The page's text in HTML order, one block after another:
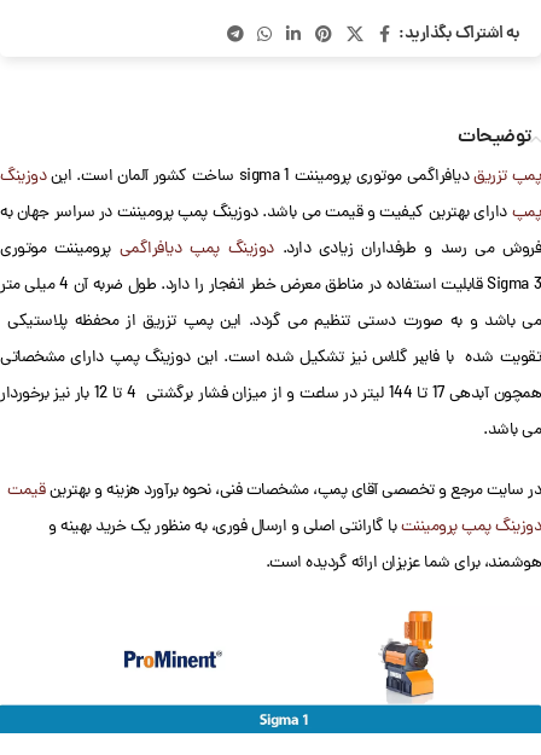
به اشتراک بگذارید:
توضیحات
پمپ تزریقدیافراگمی موتوری پرومیننت sigma 1 ساخت کشور آلمان است. این
دوزینگ
پمپدارای بهترین کیفیت و قیمت می باشد. دوزینگ پمپ پرومیننت در سراسر جهان به
فروش می رسد و طرفداران زیادی دارد.دوزینگ پمپ دیافراگمی پرومیننت موتوری
Sigma 3 قابلیت استفاده در مناطق معرض خطر انفجار را دارد. طول ضربه آن 4 میلی متر
می باشد و به صورت دستی تنظیم می گردد. این پمپ تزریق از محفظه پلاستیکی
تقویت شده با فایبر گلاس نیز تشکیل شده است. این دوزینگ پمپ دارای مشخصاتی
همچون آبدهی 17 تا 144 لیتر در ساعت و از میزان فشار برگشتی 4 تا 12 بار نیز برخوردار
می باشد.
در سایت مرجع و تخصصی آقای پمپ، مشخصات فنی، نحوه برآورد هزینه و بهترینقیمت
دوزینگ پمپ پرومیننتبا گارانتی اصلی و ارسال فوری، به منظور یک خرید بهینه و
هوشمند، برای شما عزیزان ارائه گردیده است.